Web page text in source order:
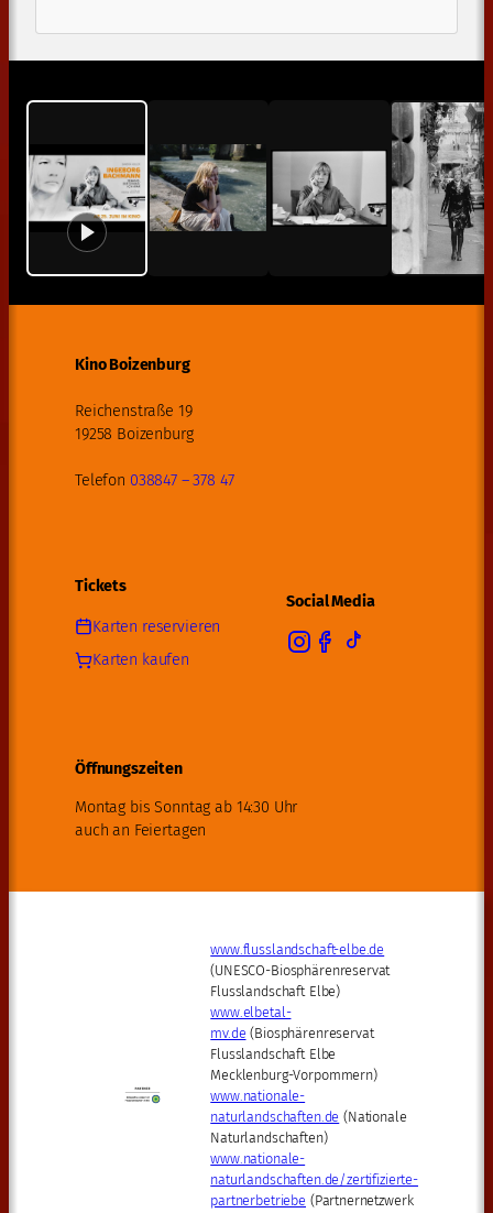
Kino Boizenburg
Reichenstraße 19
19258 Boizenburg
Telefon 038847 – 378 47
Tickets
Karten reservieren
Karten kaufen
Social Media
Öffnungszeiten
Montag bis Sonntag ab 14:30 Uhr
auch an Feiertagen
www.flusslandschaft-elbe.de
(UNESCO-Biosphärenreservat
Flusslandschaft Elbe)
www.elbetal-
mv.de (Biosphärenreservat
Flusslandschaft Elbe
Mecklenburg-Vorpommern)
www.nationale-
naturlandschaften.de (Nationale
Naturlandschaften)
www.nationale-
naturlandschaften.de/zertifizierte-
partnerbetriebe (Partnernetzwerk